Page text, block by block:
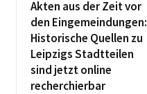
Akten aus der Zeit vor
den Eingemeindungen:
Historische Quellen zu
Leipzigs Stadtteilen
sind jetzt online
recherchierbar